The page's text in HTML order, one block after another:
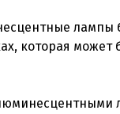
лампы
которая может
люминесцентными